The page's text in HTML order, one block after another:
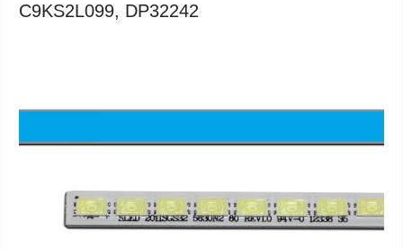
C9KS2L099, DP32242